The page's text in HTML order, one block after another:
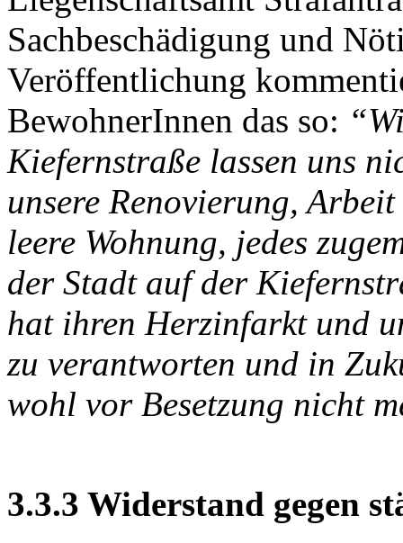
Sachbeschädigung und
Veröffentlichung
BewohnerInnen das so:
Kiefernstraße lassen uns
unsere Renovierung,
leere Wohnung, jedes
der Stadt auf der
hat ihren Herzinfarkt und
zu verantworten und in
wohl vor Besetzung nicht
3.3.3 Widerstand gegen